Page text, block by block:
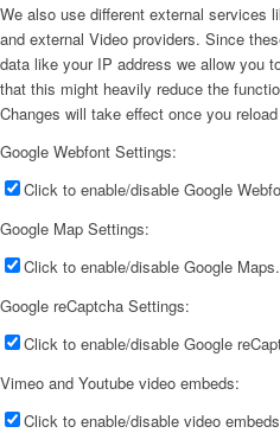
We also use different external services
and external Video providers. Since
data like your IP address we allow you
that this might heavily reduce the
Changes will take effect once you
Google Webfont Settings:
Click to enable/disable Google
Google Map Settings:
Click to enable/disable Google Maps.
Google reCaptcha Settings:
Click to enable/disable Google
Vimeo and Youtube video embeds:
Click to enable/disable video